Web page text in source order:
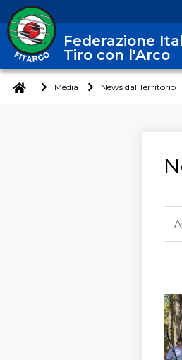
Federazione
Tiro con l'Arco
Media News dal Territorio